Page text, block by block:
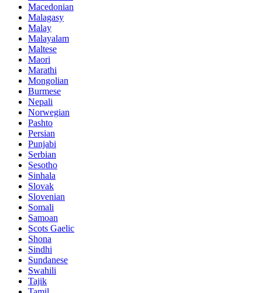
Macedonian
Malagasy
Malay
Malayalam
Maltese
Maori
Marathi
Mongolian
Burmese
Nepali
Norwegian
Pashto
Persian
Punjabi
Serbian
Sesotho
Sinhala
Slovak
Slovenian
Somali
Samoan
Scots Gaelic
Shona
Sindhi
Sundanese
Swahili
Tajik